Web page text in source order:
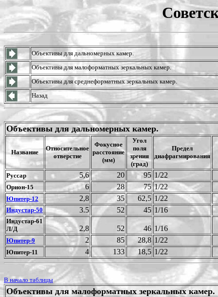
Объективы для дальномерных камер.
Объективы для малоформатных зеркальных камер.
Объективы для среднеформатных зеркальных камер.
Назад
Объективы для дальномерных камер.
Название
Относительное
отверстие
Фокусное
расстояние
(мм)
Угол
поля
зрения
(град)
Предел
диафрагмирования
Руссар 5,6 20 95 1/22
Орион-15 6 28 75 1/22
Юпитер-12 2,8 35 62,5 1/22
Индустар-50 3.5 52 45 1/16
Индустар-61
Л/Д
2,8 52 46 1/16
Юпитер-9 2 85 28,8 1/22
Юпитер-11 4 133 18,5 1/22
В начало таблицы
Объективы для малоформатных зеркальных камер.